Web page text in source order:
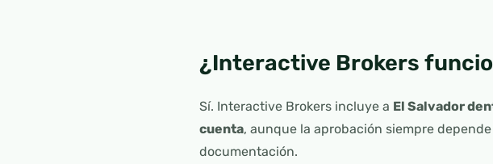
¿Interactive Brokers
Sí. Interactive Brokers incluye a El Salvador
cuenta, aunque la aprobación siempre
documentación.